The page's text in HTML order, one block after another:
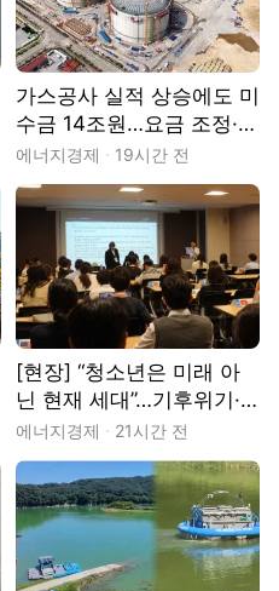
가스공사 실적 상승에도 미
수금 14조원…요금 조정·지
원 절실
에너지경제 19시간 전
[현장] “청소년은 미래 아
닌 현재 세대”…기후위기·
물 해법 제시한 18개국 청
소년들
에너지경제 21시간 전